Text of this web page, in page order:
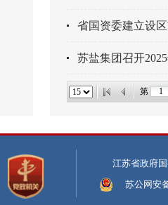
省国资委建立设
苏盐集团召开
第
江苏省政府
苏公网安